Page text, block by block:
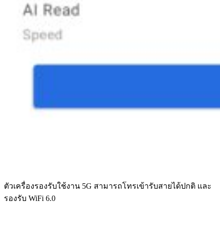
ตัวเครื่องรองรับใช้งาน 5G สามารถโทรเข้ารับสายได้ปกติ และ
รองรับ WiFi 6.0